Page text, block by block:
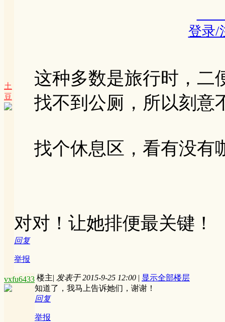
土
豆
登录/
这种多数是旅行时，二
找不到公厕，所以刻意
找个休息区，看有没有
对对！让她排便最关键！
回复
举报
vxfu6433 楼主| 发表于 2015-9-25 12:00 | 显示全部楼层
知道了，我马上告诉她们，谢谢！
回复
举报